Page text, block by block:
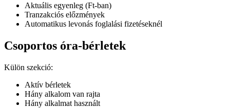
Aktuális egyenleg (Ft-ban)
Tranzakciós előzmények
Automatikus levonás foglalási fizetéseknél
Csoportos óra-bérletek
Külön szekció:
Aktív bérletek
Hány alkalom van rajta
Hány alkalmat használt